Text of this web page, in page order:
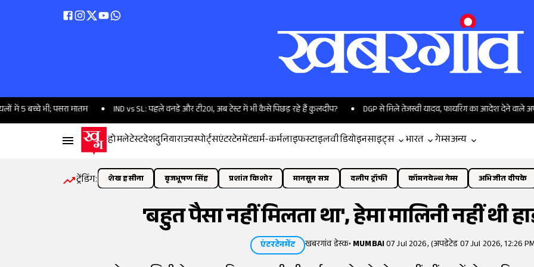
भी; पसरा मातम IND vs SL: पहले वनडे और टी20I, अब टेस्ट में भी कैसे पिछड़ रहे हैं कुलदीप? DGP से मिले तेजस्वी यादव, फायरिंग का आदेश देने वाले अफसरों
होमलेटेस्टदेशदुनियाराज्यस्पोर्ट्सएंटरटेनमेंटधर्म-कर्मलाइफस्टाइलवीडियोइनसाइट्स भारत गेम्सअन्य
ट्रेंडिंग: शेख हसीना बृजभूषण सिंह प्रशांत किशोर मानसून सत्र दलीप ट्रॉफी कॉमनवेल्थ गेम्स अभिजीत दीपके
'बहुत पैसा नहीं मिलता था', हेमा मालिनी नहीं थी
एंटरटेनमेंट खबरगांव डेस्क•MUMBAI07 Jul 2026, (अपडेटेड 07 Jul 2026, 12:26